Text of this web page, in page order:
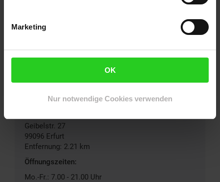
Marketing
OK
Nur notwendige Cookies verwenden
Öffnungszeiten:
So.: geschlossen
Zur Filialseite
Netto Marken-Discount
Geibelstr. 27
99096 Erfurt
Entfernung: 2.21 km
Öffnungszeiten:
Mo.-Fr.: 7.00 - 21.00 Uhr